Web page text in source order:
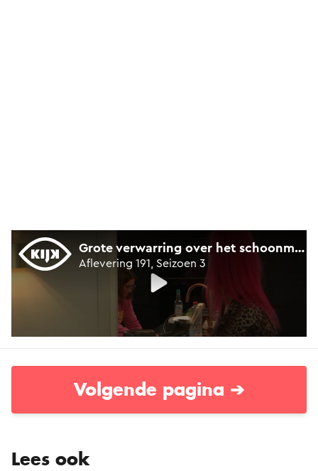
Volgende pagina ➔
Lees ook